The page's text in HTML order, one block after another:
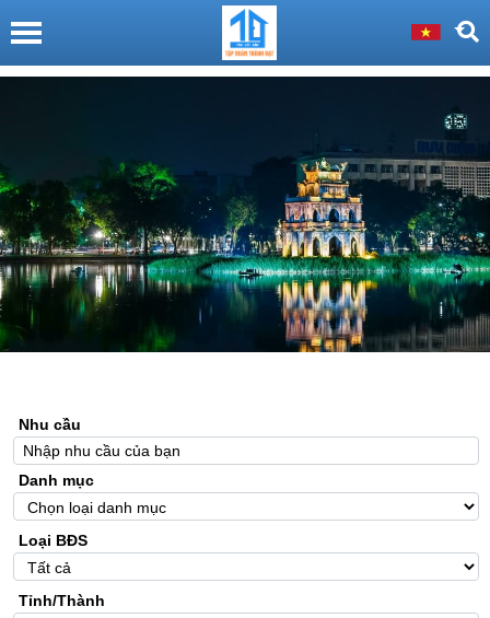
Nhu cầu
Danh mục
Loại BĐS
Tỉnh/Thành